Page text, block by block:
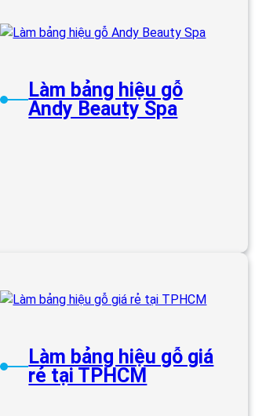
Làm bảng hiệu gỗ
Andy Beauty Spa
Làm bảng hiệu gỗ giá
rẻ tại TPHCM